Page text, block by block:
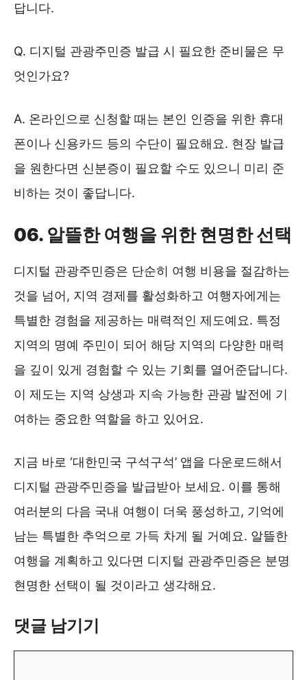
답니다.
Q. 디지털 관광주민증 발급 시 필요한 준비물은 무
엇인가요?
A. 온라인으로 신청할 때는 본인 인증을 위한 휴대
폰이나 신용카드 등의 수단이 필요해요. 현장 발급
을 원한다면 신분증이 필요할 수도 있으니 미리 준
비하는 것이 좋답니다.
06. 알뜰한 여행을 위한 현명한 선택
디지털 관광주민증은 단순히 여행 비용을 절감하는
것을 넘어, 지역 경제를 활성화하고 여행자에게는
특별한 경험을 제공하는 매력적인 제도예요. 특정
지역의 명예 주민이 되어 해당 지역의 다양한 매력
을 깊이 있게 경험할 수 있는 기회를 열어준답니다.
이 제도는 지역 상생과 지속 가능한 관광 발전에 기
여하는 중요한 역할을 하고 있어요.
지금 바로 ‘대한민국 구석구석’ 앱을 다운로드해서
디지털 관광주민증을 발급받아 보세요. 이를 통해
여러분의 다음 국내 여행이 더욱 풍성하고, 기억에
남는 특별한 추억으로 가득 차게 될 거예요. 알뜰한
여행을 계획하고 있다면 디지털 관광주민증은 분명
현명한 선택이 될 것이라고 생각해요.
댓글 남기기